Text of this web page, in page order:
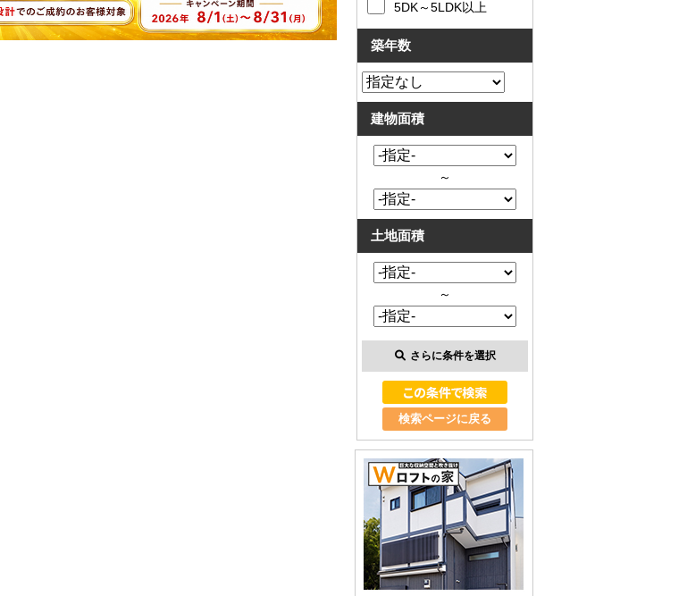
5DK～5LDK以上
築年数
建物面積
～
土地面積
～
さらに条件を選択
検索ページに戻る